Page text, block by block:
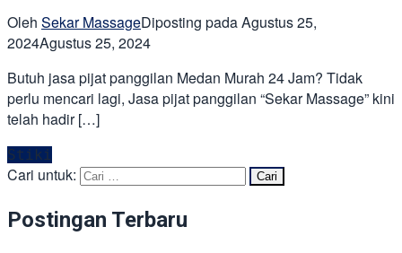
Oleh Sekar MassageDiposting padaAgustus 25,
2024Agustus 25, 2024
Butuh jasa pijat panggilan Medan Murah 24 Jam? Tidak
perlu mencari lagi, Jasa pijat panggilan “Sekar Massage” kini
telah hadir […]
Stiki
Cari untuk:
Postingan Terbaru